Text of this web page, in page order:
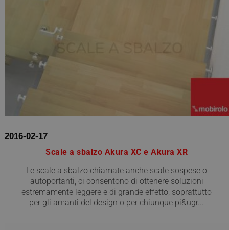
2016-02-17
Scale a sbalzo Akura XC e Akura XR
Le scale a sbalzo chiamate anche scale sospese o
autoportanti, ci consentono di ottenere soluzioni
estremamente leggere e di grande effetto, soprattutto
per gli amanti del design o per chiunque pi&ugr...